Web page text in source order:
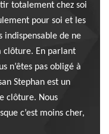
totalement chez soi
pour soi et les
indispensable de ne
clôture. En parlant
n’êtes pas obligé à
Stephan est un
clôture. Nous
c’est moins cher,